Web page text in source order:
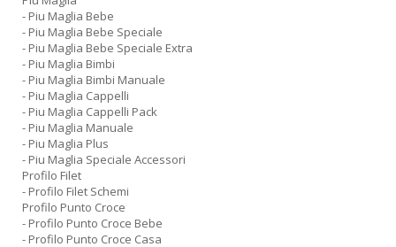
- Piu Maglia Bebe
- Piu Maglia Bebe Speciale
- Piu Maglia Bebe Speciale Extra
- Piu Maglia Bimbi
- Piu Maglia Bimbi Manuale
- Piu Maglia Cappelli
- Piu Maglia Cappelli Pack
- Piu Maglia Manuale
- Piu Maglia Plus
- Piu Maglia Speciale Accessori
Profilo Filet
- Profilo Filet Schemi
Profilo Punto Croce
- Profilo Punto Croce Bebe
- Profilo Punto Croce Casa